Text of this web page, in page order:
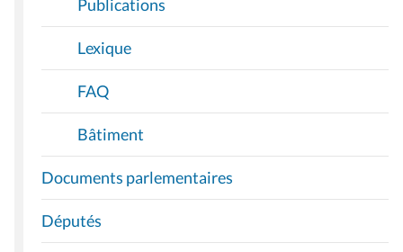
Publications
Lexique
FAQ
Bâtiment
Documents parlementaires
Députés